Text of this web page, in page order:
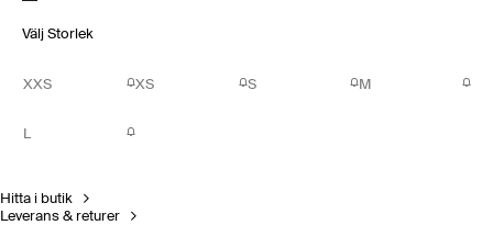
Välj Storlek
XXS XS S M
L
Hitta i butik
Leverans & returer